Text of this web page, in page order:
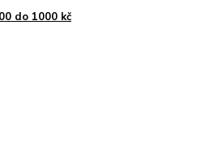
do 1000 kč